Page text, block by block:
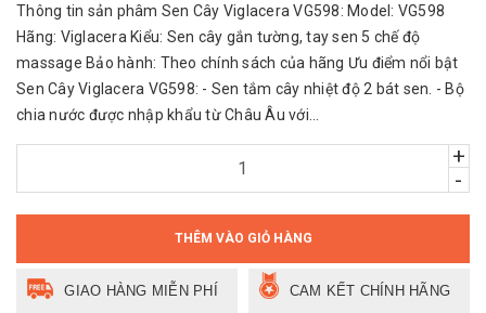
Thông tin sản phâm Sen Cây Viglacera VG598: Model: VG598
Hãng: Viglacera Kiểu: Sen cây gắn tường, tay sen 5 chế độ
massage Bảo hành: Theo chính sách của hãng Ưu điểm nổi bật
Sen Cây Viglacera VG598: - Sen tắm cây nhiệt độ 2 bát sen. - Bộ
chia nước được nhập khẩu từ Châu Âu với...
+
-
THÊM VÀO GIỎ HÀNG
GIAO HÀNG MIỄN PHÍ CAM KẾT CHÍNH HÃNG